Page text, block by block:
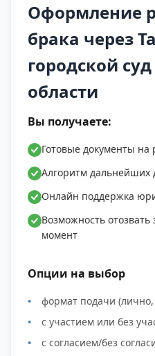
Оформление
брака через
городской
области
Вы получаете:
Готовые документы на
Алгоритм дальнейших
Онлайн поддержка
Возможность
момент
Опции на выбор
формат подачи
с участием или без
с согласием/без